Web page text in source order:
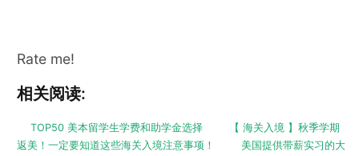
Rate me!
相关阅读:
TOP50 美本留学生学费和助学金选择
【 海关入境 】秋季学期
返美！一定要知道这些海关入境注意事项！
美国提供带薪实习的大